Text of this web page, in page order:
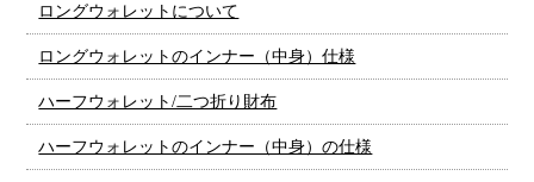
ロングウォレットについて
ロングウォレットのインナー（中身）仕様
ハーフウォレット/二つ折り財布
ハーフウォレットのインナー（中身）の仕様